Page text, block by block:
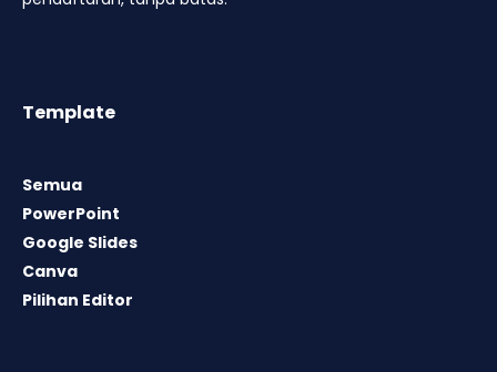
Template
Semua
PowerPoint
Google Slides
Canva
Pilihan Editor